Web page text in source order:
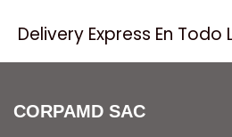
Delivery Express En
CORPAMD SAC